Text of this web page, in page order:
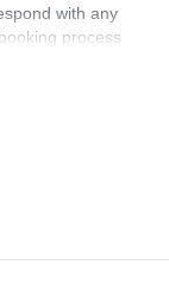
with any
process
all went